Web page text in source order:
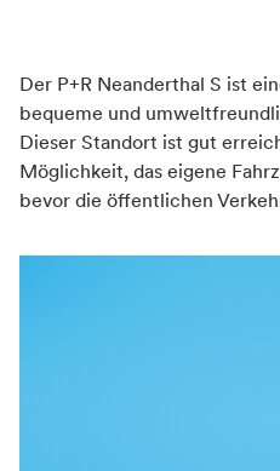
Der P+R Neanderthal S ist
bequeme und
Dieser Standort ist gut
Möglichkeit, das eigene
bevor die öffentlichen